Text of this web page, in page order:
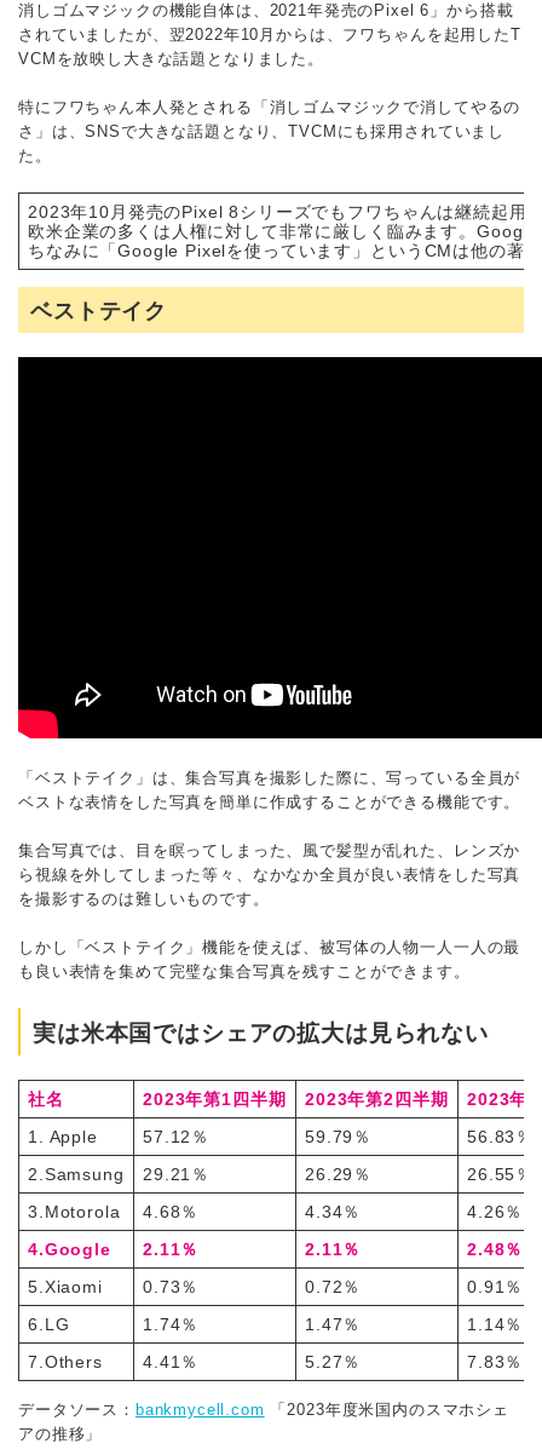
消しゴムマジックの機能自体は、2021年発売のPixel 6」から搭載
されていましたが、翌2022年10月からは、フワちゃんを起用したT
VCMを放映し大きな話題となりました。
特にフワちゃん本人発とされる「消しゴムマジックで消してやるの
さ」は、SNSで大きな話題となり、TVCMにも採用されていまし
た。
2023年10月発売のPixel 8シリーズでもフワちゃんは継続起用
欧米企業の多くは人権に対して非常に厳しく臨みます。
ちなみに「Google Pixelを使っています」というCMは他の著
ベストテイク
「ベストテイク」は、集合写真を撮影した際に、写っている全員が
ベストな表情をした写真を簡単に作成することができる機能です。
集合写真では、目を瞑ってしまった、風で髪型が乱れた、レンズか
ら視線を外してしまった等々、なかなか全員が良い表情をした写真
を撮影するのは難しいものです。
しかし「ベストテイク」機能を使えば、被写体の人物一人一人の最
も良い表情を集めて完璧な集合写真を残すことができます。
実は米本国ではシェアの拡大は見られない
社名 2023年第1四半期 2023年第2四半期
2023年
1. Apple
57.12％ 59.79％
56.83％
2.Samsung
29.21％ 26.29％
26.55％
3.Motorola
4.68％ 4.34％
4.26％
4.Google
2.11％ 2.11％
2.48％
5.Xiaomi
0.73％ 0.72％
0.91％
6.LG
1.74％ 1.47％
1.14％
7.Others
4.41％ 5.27％ 7.83％
データソース： bankmycell.com
「2023年度米国内のスマホシェ
アの推移」